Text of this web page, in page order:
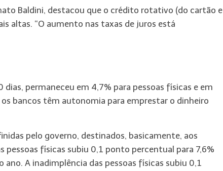
Baldini, destacou que o crédito rotativo (do cartão e
altas. “O aumento nas taxas de juros está
permaneceu em 4,7% para pessoas físicas e em
bancos têm autonomia para emprestar o dinheiro
pelo governo, destinados, basicamente, aos
físicas subiu 0,1 ponto percentual para 7,6%
A inadimplência das pessoas físicas subiu 0,1